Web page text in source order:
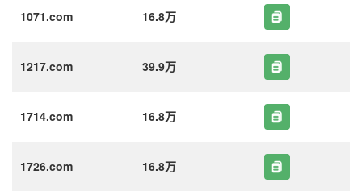
1071.com 16.8万
1217.com 39.9万
1714.com 16.8万
1726.com 16.8万